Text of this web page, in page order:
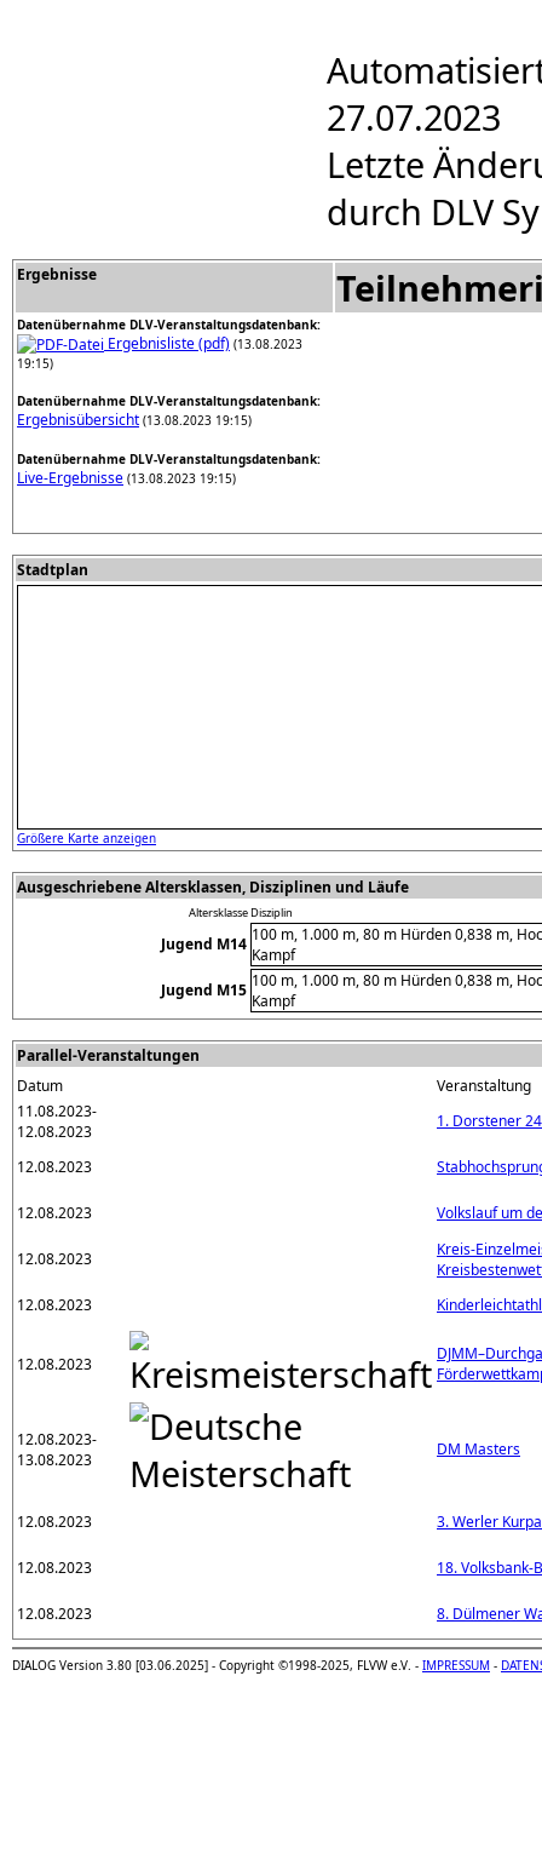
27.07.2023
Letzte
durch DLV
Ergebnisse
Datenübernahme DLV-Veranstaltungsdatenbank:
Ergebnisliste (pdf) (13.08.2023
19:15)
Datenübernahme DLV-Veranstaltungsdatenbank:
Ergebnisübersicht (13.08.2023 19:15)
Datenübernahme DLV-Veranstaltungsdatenbank:
Live-Ergebnisse (13.08.2023 19:15)
Stadtplan
Größere Karte anzeigen
Ausgeschriebene Altersklassen, Disziplinen und Läufe
AltersklasseDisziplin
Jugend M14 100 m, 1.000 m, 80 m Hürden 0,838 m,
Kampf
Jugend M15 100 m, 1.000 m, 80 m Hürden 0,838 m,
Kampf
Parallel-Veranstaltungen
Datum
Veranstaltung
11.08.2023-
12.08.2023
1. Dorstener
12.08.2023
12.08.2023 Volkslauf um
12.08.2023
Kreis-
12.08.2023
12.08.2023
12.08.2023-
13.08.2023
DM Masters
12.08.2023 3. Werler
12.08.2023 18. Volksbank-
12.08.2023 8. Dülmener
DIALOG Version 3.80 [03.06.2025] - Copyright ©1998-2025, FLVW e.V. - IMPRESSUM -